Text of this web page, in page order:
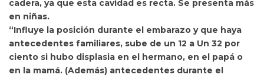
cadera, ya que esta cavidad es recta. Se presenta más
en niñas.
“Influye la posición durante el embarazo y que haya
antecedentes familiares, sube de un 12 a Un 32 por
ciento si hubo displasia en el hermano, en el papá o
en la mamá. (Además) antecedentes durante el